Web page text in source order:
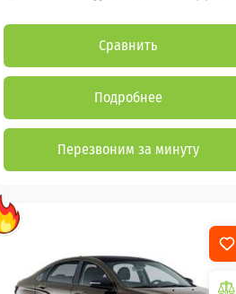
Сравнить
Подробнее
Перезвоним за минуту